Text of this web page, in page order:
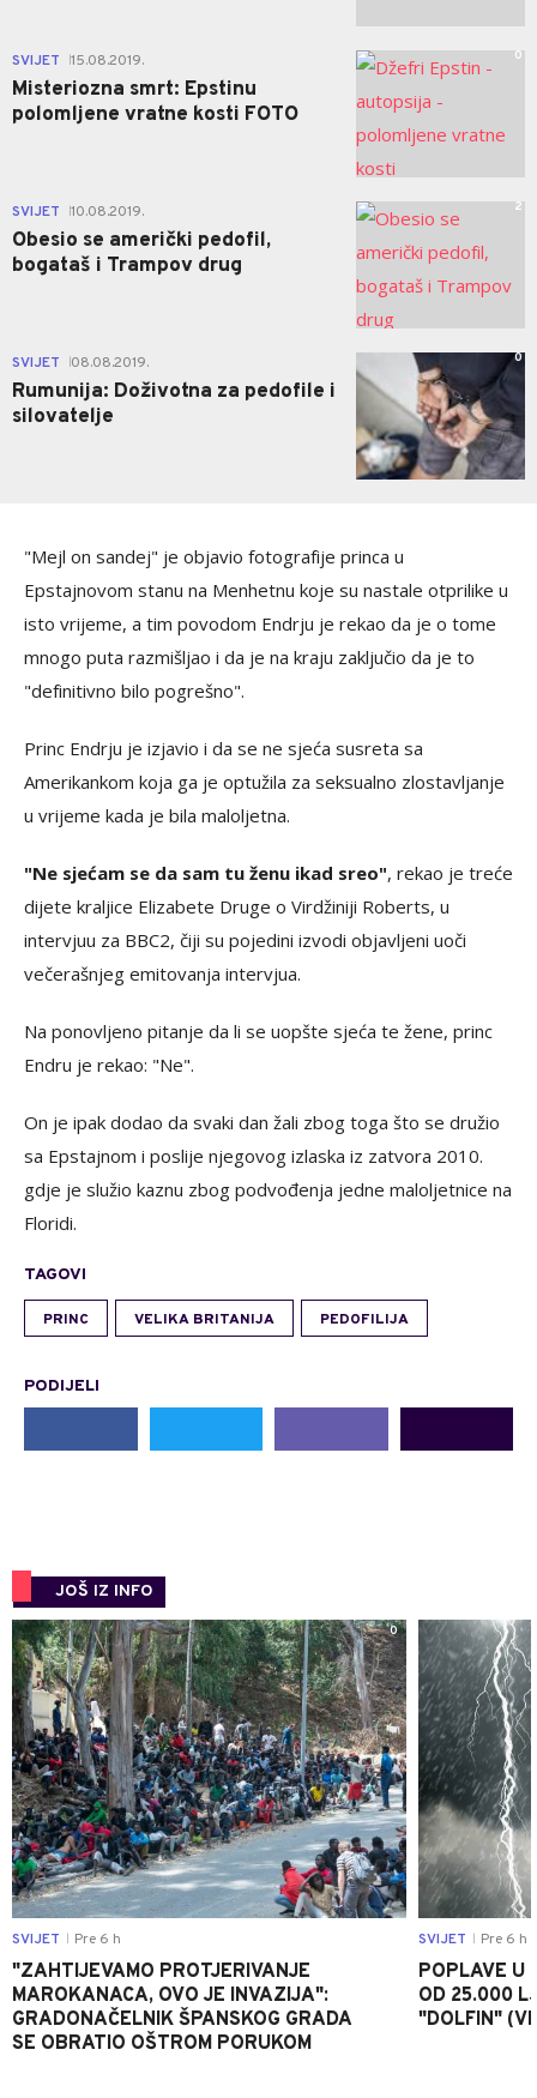
SVIJET 15.08.2019.
Misteriozna smrt: Epstinu
polomljene vratne kosti FOTO
0
SVIJET 10.08.2019.
Obesio se američki pedofil,
bogataš i Trampov drug
2
SVIJET 08.08.2019.
Rumunija: Doživotna za pedofile i
silovatelje
0
"Mejl on sandej" je objavio fotografije princa u
Epstajnovom stanu na Menhetnu koje su nastale otprilike u
isto vrijeme, a tim povodom Endrju je rekao da je o tome
mnogo puta razmišljao i da je na kraju zaključio da je to
"definitivno bilo pogrešno".
Princ Endrju je izjavio i da se ne sjeća susreta sa
Amerikankom koja ga je optužila za seksualno zlostavljanje
u vrijeme kada je bila maloljetna.
"Ne sjećam se da sam tu ženu ikad sreo", rekao je treće
dijete kraljice Elizabete Druge o Virdžiniji Roberts, u
intervjuu za BBC2, čiji su pojedini izvodi objavljeni uoči
večerašnjeg emitovanja intervjua.
Na ponovljeno pitanje da li se uopšte sjeća te žene, princ
Endru je rekao: "Ne".
On je ipak dodao da svaki dan žali zbog toga što se družio
sa Epstajnom i poslije njegovog izlaska iz zatvora 2010.
gdje je služio kaznu zbog podvođenja jedne maloljetnice na
Floridi.
TAGOVI
PRINC VELIKA BRITANIJA PEDOFILIJA
PODIJELI
JOŠ IZ INFO
0
SVIJET Pre 6 h
"ZAHTIJEVAMO PROTJERIVANJE
MAROKANACA, OVO JE INVAZIJA":
GRADONAČELNIK ŠPANSKOG GRADA
SE OBRATIO OŠTROM PORUKOM
SVIJET Pre 6 h
POPLAVE U
OD 25.000
"DOLFIN"